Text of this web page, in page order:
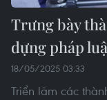
Trưng bày
dựng pháp
18/05/2025 03:33
Triển lãm các